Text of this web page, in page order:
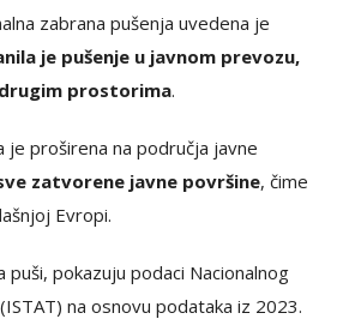
zabrana pušenja uvedena je
je pušenje u javnom prevozu,
prostorima.
je proširena na područja javne
zatvorene javne površine, čime
Evropi.
pokazuju podaci Nacionalnog
na osnovu podataka iz 2023.